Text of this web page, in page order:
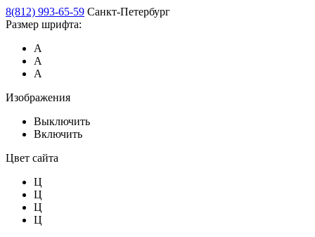
8(812) 993-65-59 Санкт-Петербург
Размер шрифта:
А
А
А
Изображения
Выключить
Включить
Цвет сайта
Ц
Ц
Ц
Ц